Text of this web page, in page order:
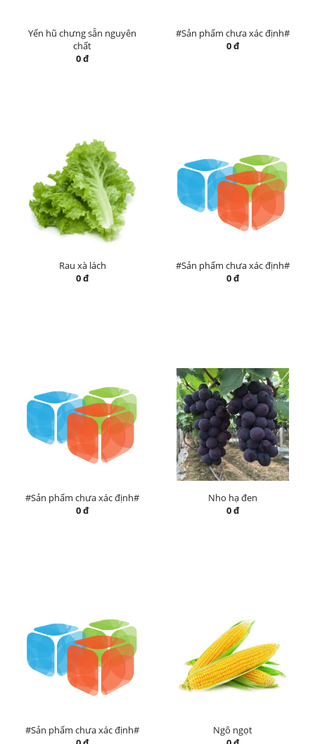
Yến hũ chưng sẵn nguyên
chất
0 đ
#Sản phẩm chưa xác định#
0 đ
Rau xà lách
0 đ
#Sản phẩm chưa xác định#
0 đ
#Sản phẩm chưa xác định#
0 đ
Nho hạ đen
0 đ
#Sản phẩm chưa xác định#
Ngô ngọt